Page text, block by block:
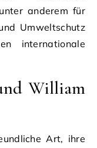
anderem für
Umweltschutz
internationale
William
Art, ihre